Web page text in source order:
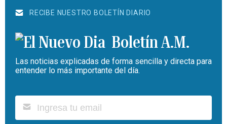
RECIBE NUESTRO BOLETÍN DIARIO
Boletín A.M.
Las noticias explicadas de forma sencilla y directa para
entender lo más importante del día.